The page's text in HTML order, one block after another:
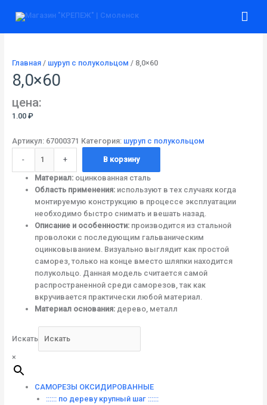
Главная/ шуруп с полукольцом / 8,0×60
8,0×60
цена:
1.00 ₽
Артикул: 67000371 Категория: шуруп с полукольцом
-
товара
+ В корзину
Материал:оцинкованная сталь
Область применения:используют в тех случаях когда
монтируемую конструкцию в процессе эксплуатации
необходимо быстро снимать и вешать назад.
Описание и особенности:производится из стальной
проволоки с последующим гальваническим
оцинковыванием. Визуально выглядит как простой
саморез, только на конце вместо шляпки находится
полукольцо. Данная модель считается самой
распространенной среди саморезов, так как
вкручивается практически любой материал.
Материал основания:дерево, металл
Искать
×
САМОРЕЗЫ ОКСИДИРОВАННЫЕ
:::::: по дереву крупный шаг ::::::